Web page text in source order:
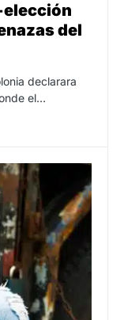
del
declarara
el…